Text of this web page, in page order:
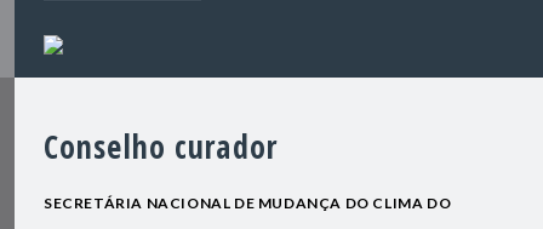
Conselho curador
SECRETÁRIA NACIONAL DE MUDANÇA DO CLIMA DO